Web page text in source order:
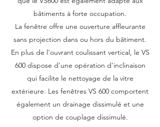
bâtiments à forte occupation.
La fenêtre offre une ouverture affleurante
sans projection dans ou hors du bâtiment.
En plus de l'ouvrant coulissant vertical, le VS
600 dispose d'une opération d'inclinaison
qui facilite le nettoyage de la vitre
extérieure. Les fenêtres VS 600 comportent
également un drainage dissimulé et une
option de couplage dissimulé.